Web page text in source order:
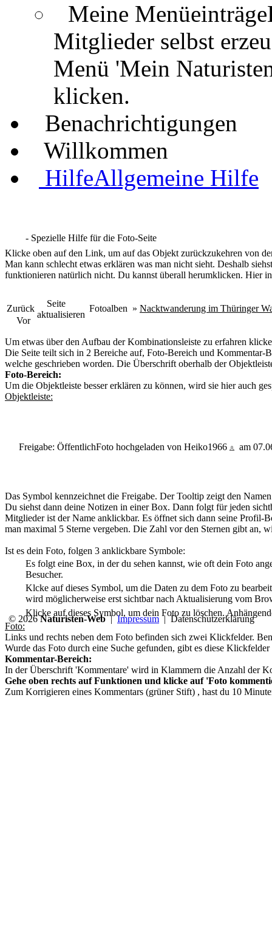
Meine Menüeinträge
Mitglieder selbst
Menü 'Mein
klicken.
Benachrichtigungen
Willkommen
HilfeAllgemeine Hilfe
- Spezielle Hilfe für die Foto-Seite
Klicke oben auf den Link, um auf das Objekt zurückzukehren von
Man kann schlecht etwas erklären was man nicht sieht. Deshalb
funktionieren natürlich nicht. Du kannst überall herumklicken. Hier
Zurück
Vor
Seite
aktualisieren
Fotoalben » Nacktwanderung im Thüringer
Um etwas über den Aufbau der Kombinationsleiste zu erfahren
Die Seite teilt sich in 2 Bereiche auf, Foto-Bereich und
welche geschrieben worden. Die Überschrift oberhalb der
Foto-Bereich:
Um die Objektleiste besser erklären zu können, wird sie hier auch
Objektleiste:
Freigabe: ÖffentlichFoto hochgeladen von Heiko1966 am
Das Symbol kennzeichnet die Freigabe. Der Tooltip zeigt den
Du siehst dann deine Notizen in einer Box. Dann folgt für jeden
Mitglieder ist der Name anklickbar. Es öffnet sich dann seine
man maximal 5 Sterne vergeben. Die Zahl vor den Sternen gibt an,
Ist es dein Foto, folgen 3 anklickbare Symbole:
Es folgt eine Box, in der du sehen kannst, wie oft dein Foto
Besucher.
Klcke auf dieses Symbol, um die Daten zu dem Foto zu
wird möglicherweise erst sichtbar nach Aktualisierung vom
Klicke auf dieses Symbol, um dein Foto zu löschen.
Foto:
Links und rechts neben dem Foto befinden sich zwei Klickfelder.
Wurde das Foto durch eine Suche gefunden, gibt es diese
Kommentar-Bereich:
In der Überschrift 'Kommentare' wird in Klammern die Anzahl der
Gehe oben rechts auf Funktionen und klicke auf 'Foto
Zum Korrigieren eines Kommentars (grüner Stift) , hast du 10
© 2026Naturisten-Web|Impressum |Datenschutzerklärung